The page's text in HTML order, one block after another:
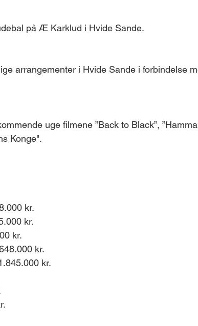
på Æ Karklud i Hvide Sande.
arrangementer i Hvide Sande i forbindelse
uge filmene ”Back to Black”,
Konge".
kr.
kr.
kr.
kr.
kr.